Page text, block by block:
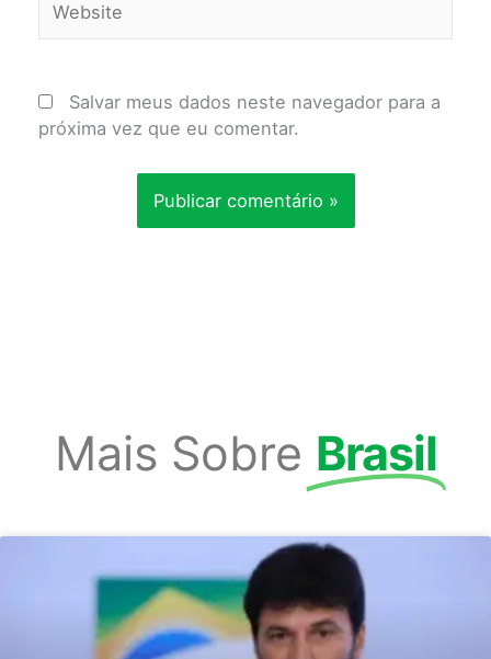
Salvar meus dados neste navegador para a
próxima vez que eu comentar.
Mais Sobre Brasil